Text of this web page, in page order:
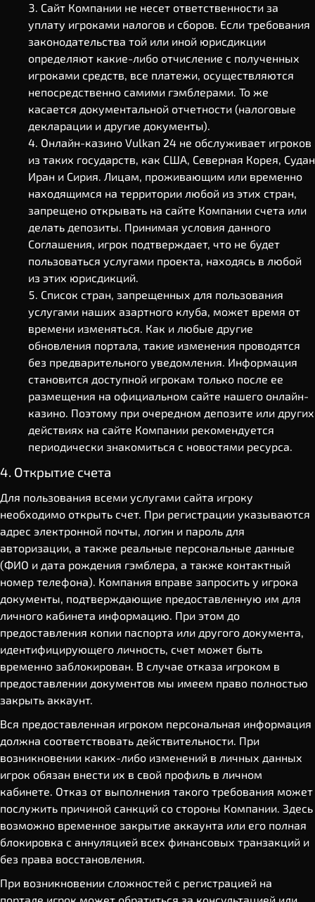
Сайт Компании не несет ответственности за
уплату игроками налогов и сборов. Если требования
законодательства той или иной юрисдикции
определяют какие-либо отчисление с полученных
игроками средств, все платежи, осуществляются
непосредственно самими гэмблерами. То же
касается документальной отчетности (налоговые
декларации и другие документы).
Онлайн-казино Vulkan 24 не обслуживает игроков
из таких государств, как США, Северная Корея, Судан
Иран и Сирия. Лицам, проживающим или временно
находящимся на территории любой из этих стран,
запрещено открывать на сайте Компании счета или
делать депозиты. Принимая условия данного
Соглашения, игрок подтверждает, что не будет
пользоваться услугами проекта, находясь в любой
из этих юрисдикций.
Список стран, запрещенных для пользования
услугами наших азартного клуба, может время от
времени изменяться. Как и любые другие
обновления портала, такие изменения проводятся
без предварительного уведомления. Информация
становится доступной игрокам только после ее
размещения на официальном сайте нашего онлайн-
казино. Поэтому при очередном депозите или других
действиях на сайте Компании рекомендуется
периодически знакомиться с новостями ресурса.
4. Открытие счета
Для пользования всеми услугами сайта игроку
необходимо открыть счет. При регистрации указываются
адрес электронной почты, логин и пароль для
авторизации, а также реальные персональные данные
(ФИО и дата рождения гэмблера, а также контактный
номер телефона). Компания вправе запросить у игрока
документы, подтверждающие предоставленную им для
личного кабинета информацию. При этом до
предоставления копии паспорта или другого документа,
идентифицирующего личность, счет может быть
временно заблокирован. В случае отказа игроком в
предоставлении документов мы имеем право полностью
закрыть аккаунт.
Вся предоставленная игроком персональная информация
должна соответствовать действительности. При
возникновении каких-либо изменений в личных данных
игрок обязан внести их в свой профиль в личном
кабинете. Отказ от выполнения такого требования может
послужить причиной санкций со стороны Компании. Здесь
возможно временное закрытие аккаунта или его полная
блокировка с аннуляцией всех финансовых транзакций и
без права восстановления.
При возникновении сложностей с регистрацией на